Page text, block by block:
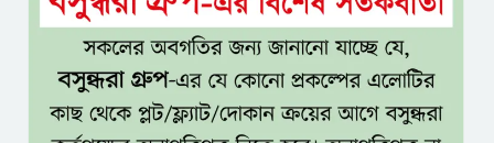
২৩ লাখ টাকার আর্থিক অনুদানের
চেক বিতরণ
ধলেশ্বরী থেকে অবৈধ বালু উত্তোলন,
হুমকিতে শামসুল হক সেতু